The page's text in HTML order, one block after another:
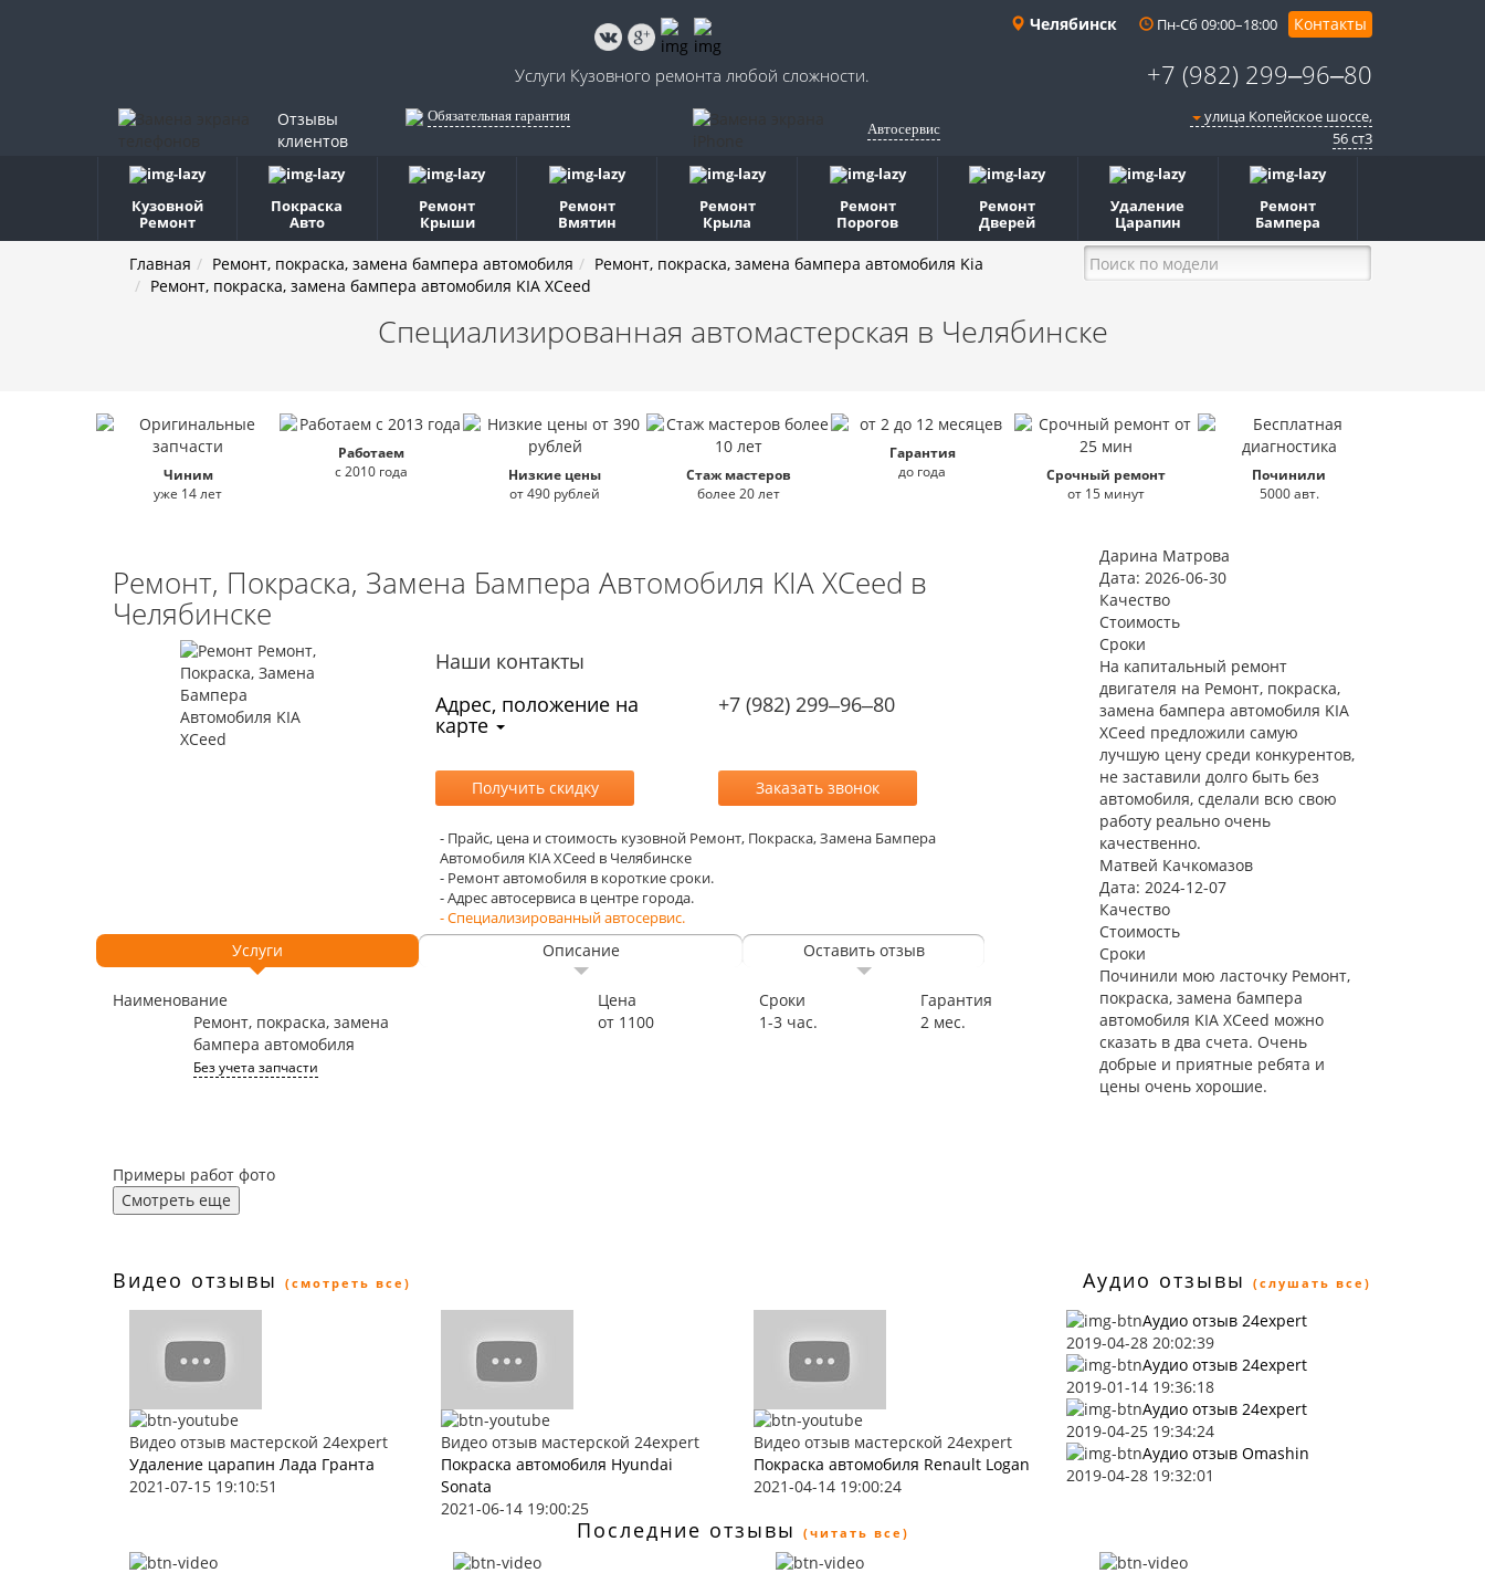
Челябинск Пн-Сб 09:00–18:00 Контакты
Услуги Кузовного ремонта любой сложности. +7 (982) 299‒96‒80
Отзывы
клиентов
Обязательная гарантия
Автосервис
улица Копейское шоссе,
56 ст3​
Кузовной
Ремонт
Покраска
Авто
Ремонт
Крыши
Ремонт
Вмятин
Ремонт
Крыла
Ремонт
Порогов
Ремонт
Дверей
Удаление
Царапин
Ремонт
Бампера
Главная Ремонт, покраска, замена бампера автомобиля
Ремонт, покраска, замена бампера автомобиля Kia
Ремонт, покраска, замена бампера автомобиля KIA XCeed
Специализированная автомастерская в Челябинске
Чиним
уже 14 лет
Работаем
с 2010 года
Низкие цены
от 490 рублей
Стаж мастеров
более 20 лет
Гарантия
до года
Срочный ремонт
от 15 минут
Починили
5000 авт.
Ремонт, Покраска, Замена Бампера Автомобиля KIA XCeed в
Челябинске
Наши контакты
Адрес, положение на
карте
+7 (982) 299‒96‒80
- Прайс, цена и стоимость кузовной Ремонт, Покраска, Замена Бампера
Автомобиля KIA XCeed в Челябинске
- Ремонт автомобиля в короткие сроки.
- Адрес автосервиса в центре города.
- Специализированный автосервис.
Услуги Описание Оставить отзыв
Наименование Цена Сроки
Гарантия
Ремонт, покраска, замена
бампера автомобиля
Без учета запчасти
от 1100 1-3 час. 2 мес.
Дарина Матрова
Дата: 2026-06-30
Качество
Стоимость
Сроки
На капитальный ремонт
двигателя на Ремонт, покраска,
замена бампера автомобиля KIA
XCeed предложили самую
лучшую цену среди конкурентов,
не заставили долго быть без
автомобиля, сделали всю свою
работу реально очень
качественно.
Матвей Качкомазов
Дата: 2024-12-07
Качество
Стоимость
Сроки
Починили мою ласточку Ремонт,
покраска, замена бампера
автомобиля KIA XCeed можно
сказать в два счета. Очень
добрые и приятные ребята и
цены очень хорошие.
Примеры работ фото
Смотреть еще
Видео отзывы (смотреть все) Аудио отзывы (слушать все)
Видео отзыв мастерской 24expert
Удаление царапин Лада Гранта
2021-07-15 19:10:51
Видео отзыв мастерской 24expert
Покраска автомобиля Hyundai
Sonata
2021-06-14 19:00:25
Видео отзыв мастерской 24expert
Покраска автомобиля Renault Logan
2021-04-14 19:00:24
Аудио отзыв 24expert
2019-04-28 20:02:39
Аудио отзыв 24expert
2019-01-14 19:36:18
Аудио отзыв 24expert
2019-04-25 19:34:24
Аудио отзыв Omashin
2019-04-28 19:32:01
Последние отзывы (читать все)